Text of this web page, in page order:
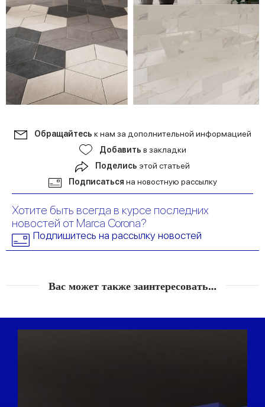
Обращайтесь к нам за дополнительной информацией
Добавить в закладки
Поделись этой статьей
Подписаться на новостную рассылку
Хотите быть всегда в курсе последних
новостей от Marca Corona?
Подпишитесь на рассылку новостей
Вас может также заинтересовать…